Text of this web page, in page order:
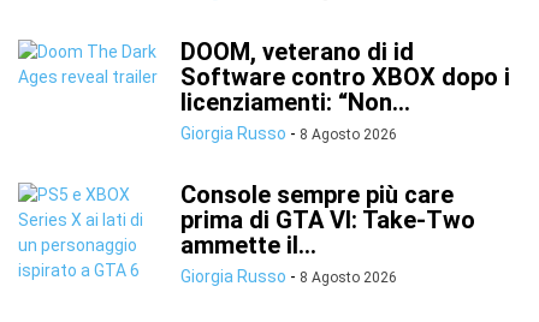
DOOM, veterano di id
Software contro XBOX dopo i
licenziamenti: “Non...
Giorgia Russo - 8 Agosto 2026
Console sempre più care
prima di GTA VI: Take-Two
ammette il...
Giorgia Russo - 8 Agosto 2026